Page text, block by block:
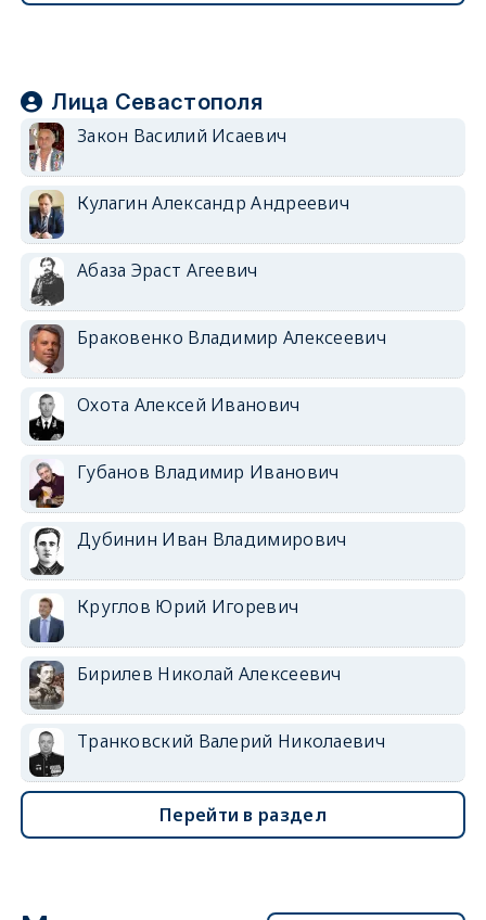
Лица Севастополя
Закон Василий Исаевич
Кулагин Александр Андреевич
Абаза Эраст Агеевич
Браковенко Владимир Алексеевич
Охота Алексей Иванович
Губанов Владимир Иванович
Дубинин Иван Владимирович
Круглов Юрий Игоревич
Бирилев Николай Алексеевич
Транковский Валерий Николаевич
Перейти в раздел